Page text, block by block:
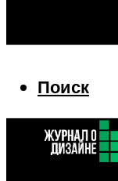
Поиск